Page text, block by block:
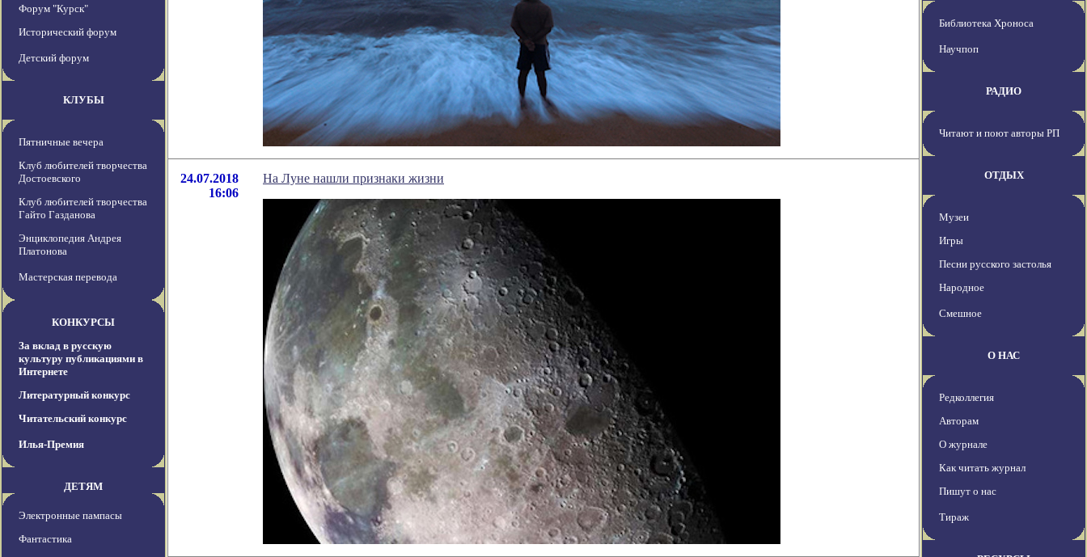
Форум "Курск"
Исторический форум
Детский форум
КЛУБЫ
Пятничные вечера
Клуб любителей творчества
Достоевского
Клуб любителей творчества
Гайто Газданова
Энциклопедия Андрея
Платонова
Мастерская перевода
КОНКУРСЫ
За вклад в русскую
культуру публикациями в
Интернете
Литературный конкурс
Читательский конкурс
Илья-Премия
ДЕТЯМ
Электронные пампасы
Фантастика
24.07.2018
16:06
На Луне нашли признаки жизни
Библиотека Хроноса
Научпоп
РАДИО
Читают и поют авторы РП
ОТДЫХ
Музеи
Игры
Песни русского застолья
Народное
Смешное
О НАС
Редколлегия
Авторам
О журнале
Как читать журнал
Пишут о нас
Тираж